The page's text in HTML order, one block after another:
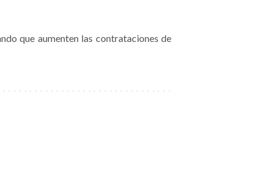
que aumenten las contrataciones de